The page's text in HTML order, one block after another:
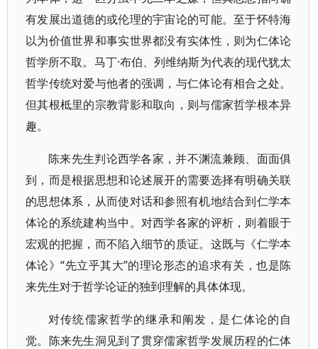
有发展出道德的或伦理的宇宙论的可能。至于怀特海
以为价值世界和事实世界都没有实体性，则为仁体论
哲学所不取。马丁·布伯、列维纳斯为代表的现代犹太
哲学传统对爱与他者的强调，与仁体论有相合之处。
但其根柢里的宗教背影和取向，则与儒家哲学根本异
趣。
陈来先生判论西学各家，并不渊流兼顾、面面俱
到，而是根据思想和论述展开的需要选择有明确关联
的思想体系，从而使对话和参照有机地结合到仁学本
体论的系统建构当中。对西学各家的评析，则着眼于
宏观的把握，而不陷入细节的质证。这既与《仁学本
体论》“先立乎其大”的理论形态的追求有关，也是陈
来先生对于哲学论证的独到理解的具体体现。
对传统儒家哲学的继承和阐发，是仁体论的自
觉。陈来先生洞见到了贯穿儒家哲学发展历程的仁体